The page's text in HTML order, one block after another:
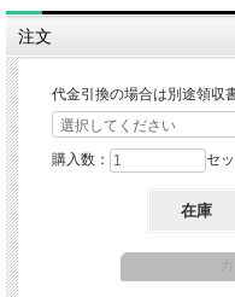
耐寒性 弱い～普
適地
度以上）
草丈
2～2.5m
注文
代金引換の場合は別途領収
購入数： セ
在庫